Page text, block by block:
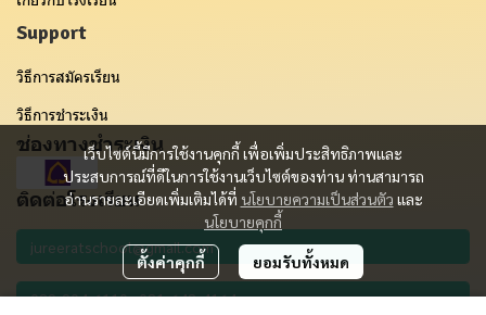
เว็บไซต์นี้มีการใช้งานคุกกี้ เพื่อเพิ่มประสิทธิภาพและ
ประสบการณ์ที่ดีในการใช้งานเว็บไซต์ของท่าน ท่านสามารถ
อ่านรายละเอียดเพิ่มเติมได้ที่ นโยบายความเป็นส่วนตัว และ
นโยบายคุกกี้
ตั้งค่าคุกกี้ ยอมรับทั้งหมด
Support
วิธีการสมัครเรียน
วิธีการชำระเงิน
ช่องทางชำระเงิน
ติดต่อโรงเรียน